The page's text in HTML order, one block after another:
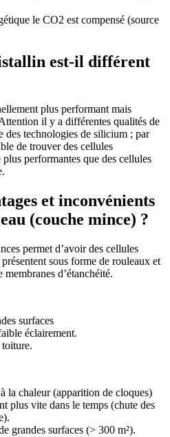
le CO2 est compensé (source
est-il différent
plus performant mais
il y a différentes qualités de
des technologies de silicium ; par
de trouver des cellules
performantes que des cellules
et inconvénients
(couche mince) ?
permet d’avoir des cellules
sous forme de rouleaux et
d’étanchéité.
surfaces
éclairement.
toiture.
la chaleur (apparition de cloques)
plus vite dans le temps (chute des
grandes surfaces (> 300 m²).